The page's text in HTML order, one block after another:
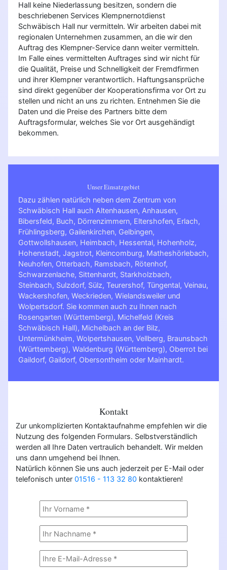
Hall keine Niederlassung besitzen, sondern die
beschriebenen Services Klempnernotdienst
Schwäbisch Hall nur vermitteln. Wir arbeiten dabei mit
regionalen Unternehmen zusammen, an die wir den
Auftrag des Klempner-Service dann weiter vermitteln.
Im Falle eines vermittelten Auftrages sind wir nicht für
die Qualität, Preise und Schnelligkeit der Fremdfirmen
und ihrer Klempner verantwortlich. Haftungsansprüche
sind direkt gegenüber der Kooperationsfirma vor Ort zu
stellen und nicht an uns zu richten. Entnehmen Sie die
Daten und die Preise des Partners bitte dem
Auftragsformular, welches Sie vor Ort ausgehändigt
bekommen.
Unser Einsatzgebiet
Dazu zählen natürlich neben dem Zentrum von
Schwäbisch Hall auch Altenhausen, Anhausen,
Bibersfeld, Buch, Dörrenzimmern, Eltershofen, Erlach,
Frühlingsberg, Gailenkirchen, Gelbingen,
Gottwollshausen, Heimbach, Hessental, Hohenholz,
Hohenstadt, Jagstrot, Kleincomburg, Matheshörlebach,
Neuhofen, Otterbach, Ramsbach, Rötenhof,
Schwarzenlache, Sittenhardt, Starkholzbach,
Steinbach, Sulzdorf, Sülz, Teurershof, Tüngental, Veinau,
Wackershofen, Weckrieden, Wielandsweiler und
Wolpertsdorf. Sie kommen auch zu Ihnen nach
Rosengarten (Württemberg), Michelfeld (Kreis
Schwäbisch Hall), Michelbach an der Bilz,
Untermünkheim, Wolpertshausen, Vellberg, Braunsbach
(Württemberg), Waldenburg (Württemberg), Oberrot bei
Gaildorf, Gaildorf, Obersontheim oder Mainhardt.
Kontakt
Zur unkomplizierten Kontaktaufnahme empfehlen wir die
Nutzung des folgenden Formulars. Selbstverständlich
werden all Ihre Daten vertraulich behandelt. Wir melden
uns dann umgehend bei Ihnen.
Natürlich können Sie uns auch jederzeit per E-Mail oder
telefonisch unter 01516 - 113 32 80 kontaktieren!